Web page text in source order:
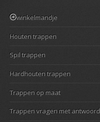
winkelmandje
Houten trappen
Spil trappen
Hardhouten trappen
Trappen op maat
Trappen vragen met antwoord